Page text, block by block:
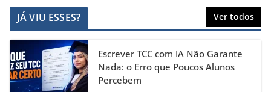
c
e
b
o
a
gr
a
m
k
e
dI
n
er T
u
b
JÁ VIU ESSES? Ver todos
Escrever TCC com IA Não Garante
Nada: o Erro que Poucos Alunos
Percebem